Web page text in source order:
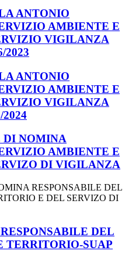
ANTONIO
AMBIENTE E
VIGILANZA
2023
ANTONIO
AMBIENTE E
VIGILANZA
2024
DI NOMINA
AMBIENTE E
DI VIGILANZA
RESPONSABILE DEL
E DEL SERVIZO DI
DEL
TERRITORIO-SUAP